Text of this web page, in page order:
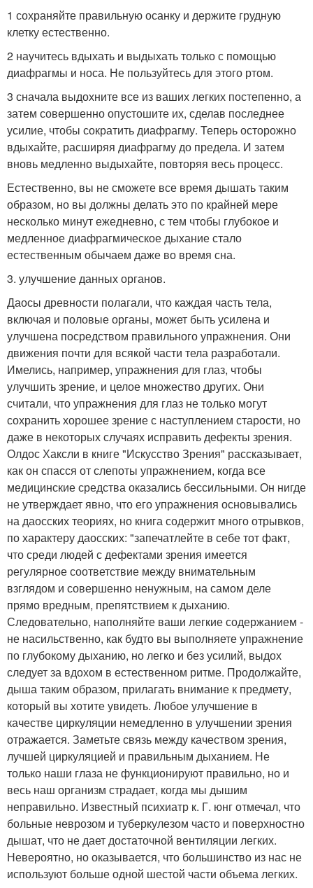
1 сохраняйте правильную осанку и держите грудную
клетку естественно.
2 научитесь вдыхать и выдыхать только с помощью
диафрагмы и носа. Не пользуйтесь для этого ртом.
3 сначала выдохните все из ваших легких постепенно, а
затем совершенно опустошите их, сделав последнее
усилие, чтобы сократить диафрагму. Теперь осторожно
вдыхайте, расширяя диафрагму до предела. И затем
вновь медленно выдыхайте, повторяя весь процесс.
Естественно, вы не сможете все время дышать таким
образом, но вы должны делать это по крайней мере
несколько минут ежедневно, с тем чтобы глубокое и
медленное диафрагмическое дыхание стало
естественным обычаем даже во время сна.
3. улучшение данных органов.
Даосы древности полагали, что каждая часть тела,
включая и половые органы, может быть усилена и
улучшена посредством правильного упражнения. Они
движения почти для всякой части тела разработали.
Имелись, например, упражнения для глаз, чтобы
улучшить зрение, и целое множество других. Они
считали, что упражнения для глаз не только могут
сохранить хорошее зрение с наступлением старости, но
даже в некоторых случаях исправить дефекты зрения.
Олдос Хаксли в книге "Искусство Зрения" рассказывает,
как он спасся от слепоты упражнением, когда все
медицинские средства оказались бессильными. Он нигде
не утверждает явно, что его упражнения основывались
на даосских теориях, но книга содержит много отрывков,
по характеру даосских: "запечатлейте в себе тот факт,
что среди людей с дефектами зрения имеется
регулярное соответствие между внимательным
взглядом и совершенно ненужным, на самом деле
прямо вредным, препятствием к дыханию.
Следовательно, наполняйте ваши легкие содержанием -
не насильственно, как будто вы выполняете упражнение
по глубокому дыханию, но легко и без усилий, выдох
следует за вдохом в естественном ритме. Продолжайте,
дыша таким образом, прилагать внимание к предмету,
который вы хотите увидеть. Любое улучшение в
качестве циркуляции немедленно в улучшении зрения
отражается. Заметьте связь между качеством зрения,
лучшей циркуляцией и правильным дыханием. Не
только наши глаза не функционируют правильно, но и
весь наш организм страдает, когда мы дышим
неправильно. Известный психиатр к. Г. юнг отмечал, что
больные неврозом и туберкулезом часто и поверхностно
дышат, что не дает достаточной вентиляции легких.
Невероятно, но оказывается, что большинство из нас не
используют больше одной шестой части объема легких.